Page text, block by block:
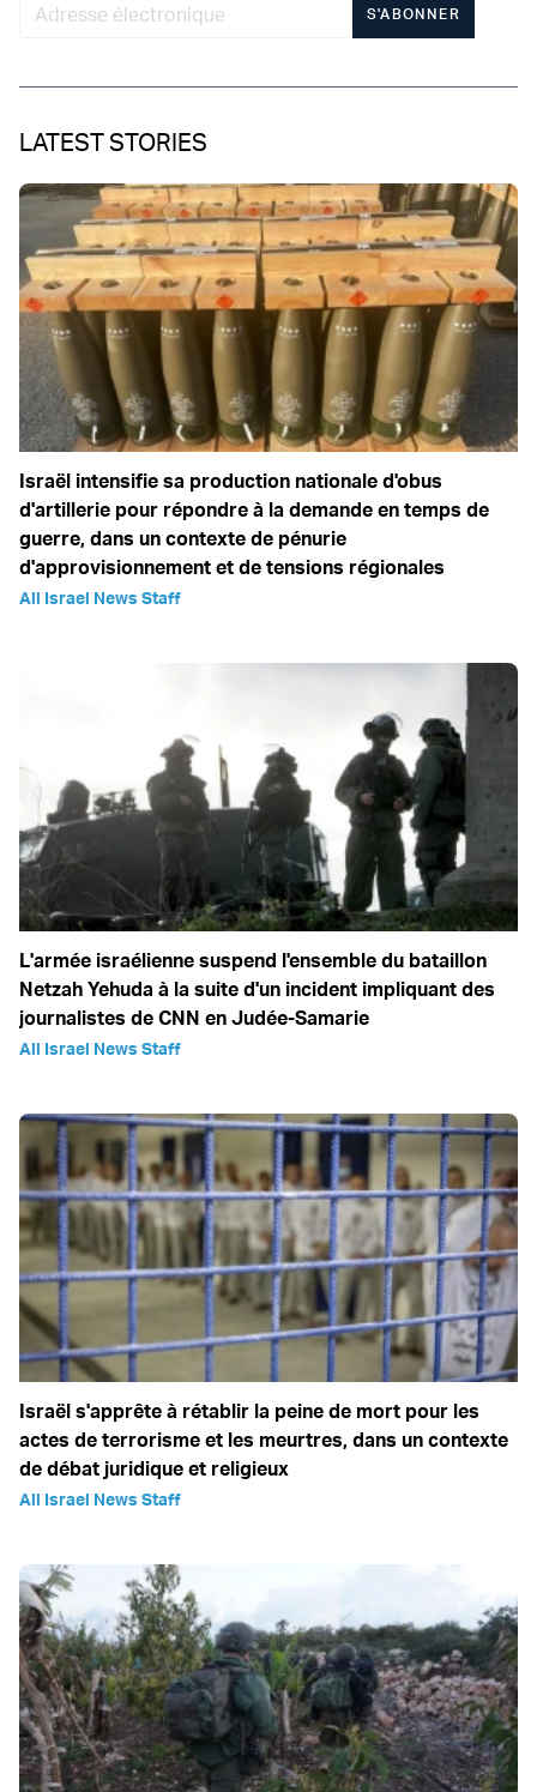
S'ABONNER
LATEST STORIES
Israël intensifie sa production nationale d'obus
d'artillerie pour répondre à la demande en temps de
guerre, dans un contexte de pénurie
d'approvisionnement et de tensions régionales
All Israel News Staff
L'armée israélienne suspend l'ensemble du bataillon
Netzah Yehuda à la suite d'un incident impliquant des
journalistes de CNN en Judée-Samarie
All Israel News Staff
Israël s'apprête à rétablir la peine de mort pour les
actes de terrorisme et les meurtres, dans un contexte
de débat juridique et religieux
All Israel News Staff